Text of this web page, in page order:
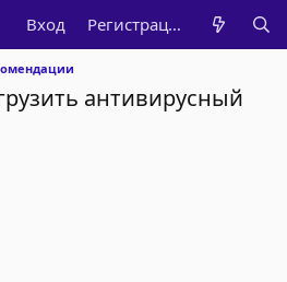
Вход Регистрация
антивирусный